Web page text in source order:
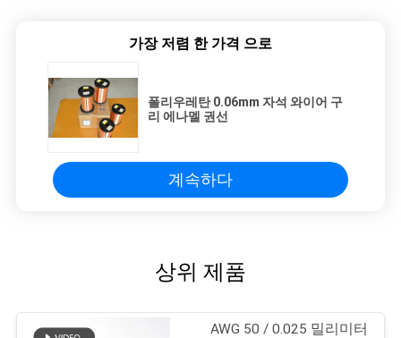
가장 저렴 한 가격 으로
폴리우레탄 0.06mm 자석 와이어 구
리 에나멜 권선
계속하다
상위 제품
AWG 50 / 0.025 밀리미터